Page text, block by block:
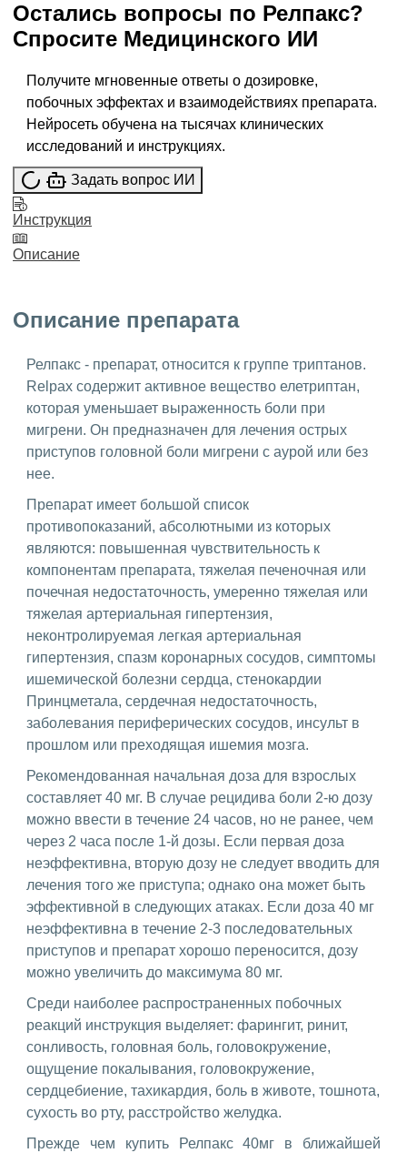
Остались вопросы по Релпакс?
Спросите Медицинского ИИ
Получите мгновенные ответы о дозировке,
побочных эффектах и взаимодействиях препарата.
Нейросеть обучена на тысячах клинических
исследований и инструкциях.
Задать вопрос ИИ
Инструкция
Описание
Описание препарата
Релпакс - препарат, относится к группе триптанов.
Relpax содержит активное вещество елетриптан,
которая уменьшает выраженность боли при
мигрени. Он предназначен для лечения острых
приступов головной боли мигрени с аурой или без
нее.
Препарат имеет большой список
противопоказаний, абсолютными из которых
являются: повышенная чувствительность к
компонентам препарата, тяжелая печеночная или
почечная недостаточность, умеренно тяжелая или
тяжелая артериальная гипертензия,
неконтролируемая легкая артериальная
гипертензия, спазм коронарных сосудов, симптомы
ишемической болезни сердца, стенокардии
Принцметала, сердечная недостаточность,
заболевания периферических сосудов, инсульт в
прошлом или преходящая ишемия мозга.
Рекомендованная начальная доза для взрослых
составляет 40 мг. В случае рецидива боли 2-ю дозу
можно ввести в течение 24 часов, но не ранее, чем
через 2 часа после 1-й дозы. Если первая доза
неэффективна, вторую дозу не следует вводить для
лечения того же приступа; однако она может быть
эффективной в следующих атаках. Если доза 40 мг
неэффективна в течение 2-3 последовательных
приступов и препарат хорошо переносится, дозу
можно увеличить до максимума 80 мг.
Среди наиболее распространенных побочных
реакций инструкция выделяет: фарингит, ринит,
сонливость, головная боль, головокружение,
ощущение покалывания, головокружение,
сердцебиение, тахикардия, боль в животе, тошнота,
сухость во рту, расстройство желудка.
Прежде чем купить Релпакс 40мг в ближайшей